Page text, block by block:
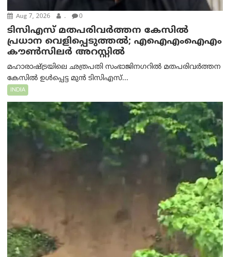
Aug 7, 2026 . 0
ടിസിഎസ് മതപരിവർത്തന കേസിൽ
പ്രധാന വെളിപ്പെടുത്തൽ; എഐഎംഐഎം
കൗൺസിലർ അറസ്റ്റിൽ
മഹാരാഷ്ട്രയിലെ ഛത്രപതി സംഭാജിനഗറിൽ മതപരിവർത്തന
കേസിൽ ഉൾപ്പെട്ട മുൻ ടിസിഎസ്...
INDIA